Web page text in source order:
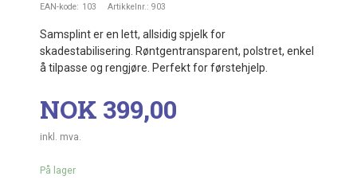
EAN-kode: 103 Artikkelnr.: 903
Samsplint er en lett, allsidig spjelk for
skadestabilisering. Røntgentransparent, polstret, enkel
å tilpasse og rengjøre. Perfekt for førstehjelp.
Pris
NOK 399,00
inkl. mva.
På lager